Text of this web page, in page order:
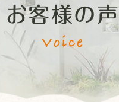
お客様の声
Voice